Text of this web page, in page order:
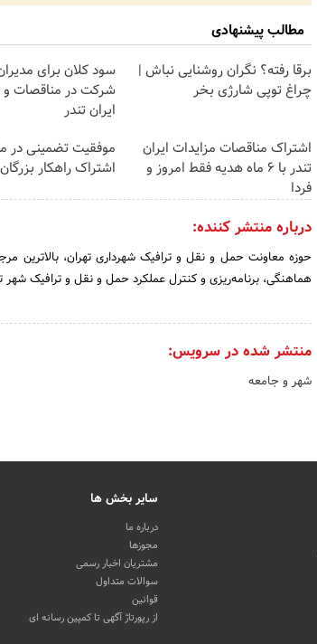
مطالب پیشنهادی
برقا رفته؟ نگران روشنایی نباش |
چراغ توپی شارژی بخر
سود کلان برای
شرکت در مناقصات و
ایران تندر
اشتراک مناقصات مزایدات ایران
تندر با 6 ماه هدیه فقط امروز و
فردا
موفقیت تضمینی در
اشتراک راهکار
درباره منتشر کننده:
حوزه معاونت حمل و نقل و ترافیک شهرداری تهران، بالاترین
هماهنگی، برنامه­‌ریزی و کنترل عملکرد حمل و نقل و ترافیک شهر
منتشر شده در سرویس:
شهر و جامعه
سایر بخش ها
درباره ما
مجوزها
مشتریان اخبار رسمی
سوالات متداول
قوانین
از رپورتاژ آگهی تا کمپین رسانه ای